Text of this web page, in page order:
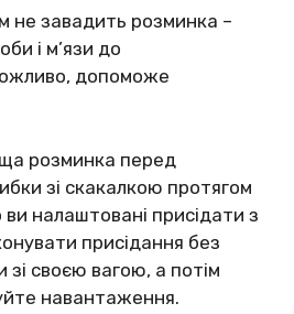
не завадить розминка –
і м’язи до
допоможе
розминка перед
зі скакалкою протягом
налаштовані присідати з
присідання без
зі своєю вагою, а потім
навантаження.